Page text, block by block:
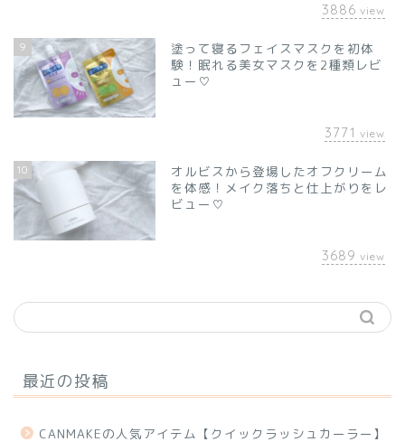
3886 view
9
塗って寝るフェイスマスクを初体
験！眠れる美女マスクを2種類レビ
ュー♡
3771 view
10
オルビスから登場したオフクリーム
を体感！メイク落ちと仕上がりをレ
ビュー♡
3689 view
最近の投稿
CANMAKEの人気アイテム【クイックラッシュカーラー】